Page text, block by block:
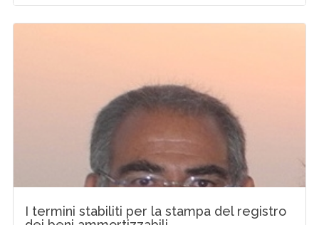
I termini stabiliti per la stampa del registro